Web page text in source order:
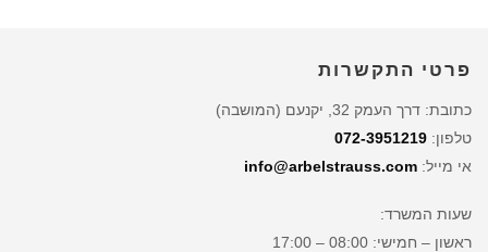
פרטי התקשרות
כתובת: דרך העמק 32, יקנעם (המושבה)
טלפון: 072-3951219
אי מייל: info@arbelstrauss.com
שעות המשרד:
ראשון – חמישי: 08:00 – 17:00